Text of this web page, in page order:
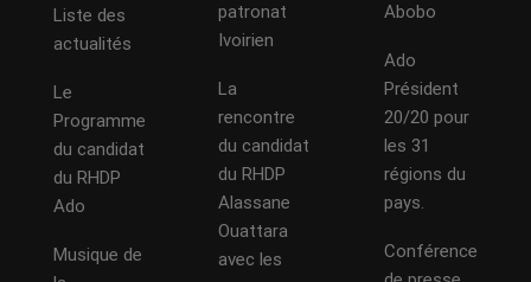
Liste des
actualités
Le
Programme
du candidat
du RHDP
Ado
Musique de
patronat
Ivoirien
La
rencontre
du candidat
du RHDP
Alassane
Ouattara
avec les
Abobo
Ado
Président
20/20 pour
les 31
régions du
pays.
Conférence